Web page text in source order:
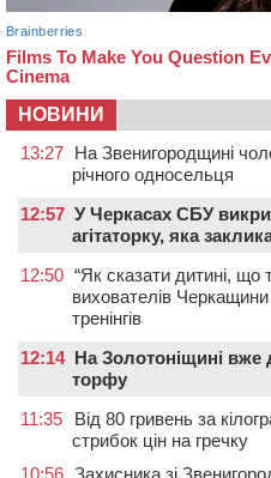
НОВИНИ
13:27 На Звенигородщині
річного односельця
12:57 У Черкасах СБУ
агітаторку, яка
12:50 “Як сказати дитині, що
вихователів
тренінгів
12:14 На Золотоніщині вже
торфу
11:35
Від 80 гривень за
стрибок цін на гречку
10:56 Захисника зі